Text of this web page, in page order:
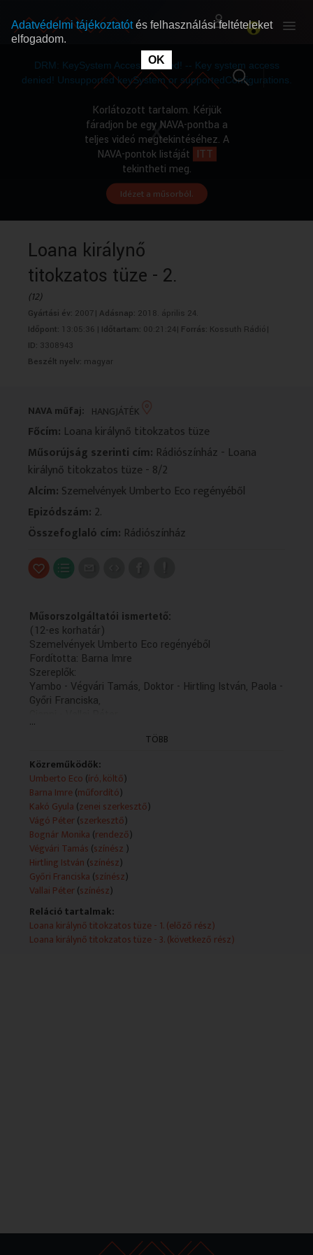
RÓLUNK
RÓLUNK
DRM: KeySystem Access Denied! -- Key system access
denied! Unsupported keySystem or supportedConfigurations.
Korlátozott tartalom. Kérjük
fáradjon be egy NAVA-pontba a
teljes videó megtekintéséhez. A
NAVA-pontok listáját ITT
tekintheti meg.
Idézet a műsorból.
Loana királynő
titokzatos tüze - 2.
(12)
Gyártási év: 2007| Adásnap: 2018. április 24.
Időpont: 13:05:36 | Időtartam: 00:21:24| Forrás: Kossuth Rádió|
ID: 3308943
Beszélt nyelv: magyar
NAVA műfaj: HANGJÁTÉK
Főcím: Loana királynő titokzatos tüze
Műsorújság szerinti cím: Rádiószínház - Loana
királynő titokzatos tüze - 8/2
Alcím: Szemelvények Umberto Eco regényéből
Epizódszám: 2.
Összefoglaló cím: Rádiószínház
Műsorszolgáltatói ismertető:
(12-es korhatár)
Szemelvények Umberto Eco regényéből
Fordította: Barna Imre
Szereplők:
Yambo - Végvári Tamás, Doktor - Hirtling István, Paola -
Győri Franciska,
A felvételt Liszkai Károly és Kulcsár Péter készítette
Zenei szerkesztő: Kakó Gyula
Rendező: Bognár Monika
(8/3. rész: holnap, K. 13.06)
(Felvétel: 2007.03.23.)
...
TÖBB
Közreműködők:
Umberto Eco (író, költő)
Barna Imre(műfordító)
Kakó Gyula (zenei szerkesztő)
Vágó Péter(szerkesztő)
Bognár Monika (rendező)
Végvári Tamás (színész )
Hirtling István (színész)
Győri Franciska (színész)
Vallai Péter(színész)
Reláció tartalmak:
Loana királynő titokzatos tüze - 1. (előző rész)
Loana királynő titokzatos tüze - 3. (következő rész)
Adatvédelmi tájékoztatótés felhasználási feltételeket
elfogadom.
OK